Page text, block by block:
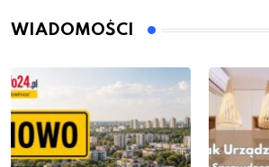
WIADOMOŚCI